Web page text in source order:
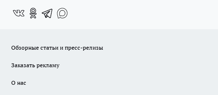
Обзорные статьи и пресс-релизы
Заказать рекламу
О нас